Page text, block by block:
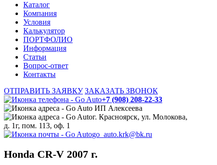
Каталог
Компания
Условия
Калькулятор
ПОРТФОЛИО
Информация
Статьи
Вопрос-ответ
Контакты
ОТПРАВИТЬ ЗАЯВКУ ЗАКАЗАТЬ ЗВОНОК
+7 (908) 208-22-33
ИП Алексеева
г. Красноярск, ул. Молокова,
д. 1г, пом. 113, оф. 1
go_auto.krk@bk.ru
Honda CR-V 2007 г.